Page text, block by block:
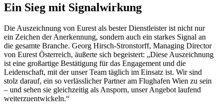
Ein Sieg mit Signalwirkung
Die Auszeichnung von Eurest als bester Dienstleister ist nicht nur
ein Zeichen der Anerkennung, sondern auch ein starkes Signal an
die gesamte Branche. Georg Hirsch-Stronstorff, Managing Director
von Eurest Österreich, äußerte sich begeistert: „Diese Auszeichnung
ist eine großartige Bestätigung für das Engagement und die
Leidenschaft, mit der unser Team täglich im Einsatz ist. Wir sind
stolz darauf, ein so verlässlicher Partner am Flughafen Wien zu sein
– und sehen sie gleichzeitig als Ansporn, unser Angebot laufend
weiterzuentwickeln.“